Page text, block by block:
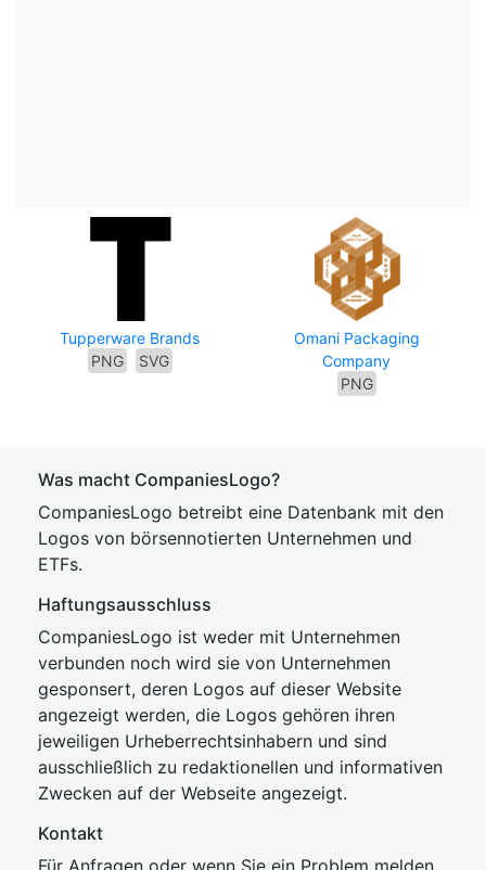
Tupperware Brands
PNG
SVG
Omani Packaging
Company
PNG
Was macht CompaniesLogo?
CompaniesLogo betreibt eine Datenbank mit den
Logos von börsennotierten Unternehmen und
ETFs.
Haftungsausschluss
CompaniesLogo ist weder mit Unternehmen
verbunden noch wird sie von Unternehmen
gesponsert, deren Logos auf dieser Website
angezeigt werden, die Logos gehören ihren
jeweiligen Urheberrechtsinhabern und sind
ausschließlich zu redaktionellen und informativen
Zwecken auf der Webseite angezeigt.
Kontakt
Für Anfragen oder wenn Sie ein Problem melden